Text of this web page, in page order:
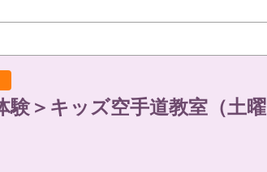
験＞キッズ空手道教室（土